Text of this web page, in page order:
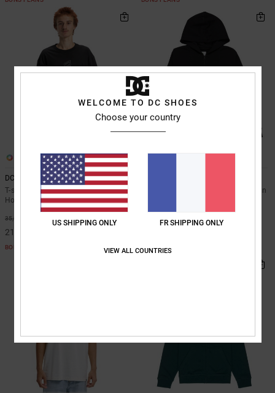
DC Omega
T-shirt à manches courtes Noir
Homme
35,00 €
21,00 €
BONS PLANS
Sweat à capuche zippé Noir Garçon
60,00 €*
BONS PLANS
WELCOME TO DC SHOES
Choose your country
US SHIPPING ONLY FR SHIPPING ONLY
VIEW ALL COUNTRIES